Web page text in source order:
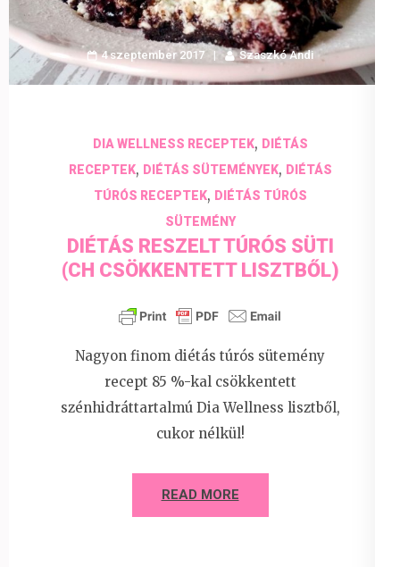
4 szeptember 2017 Szaszkó Andi
DIA WELLNESS RECEPTEK, DIÉTÁS
RECEPTEK, DIÉTÁS SÜTEMÉNYEK, DIÉTÁS
TÚRÓS RECEPTEK, DIÉTÁS TÚRÓS
SÜTEMÉNY
DIÉTÁS RESZELT TÚRÓS SÜTI
(CH CSÖKKENTETT LISZTBŐL)
Nagyon finom diétás túrós sütemény
recept 85 %-kal csökkentett
szénhidráttartalmú Dia Wellness lisztből,
cukor nélkül!
READ MORE